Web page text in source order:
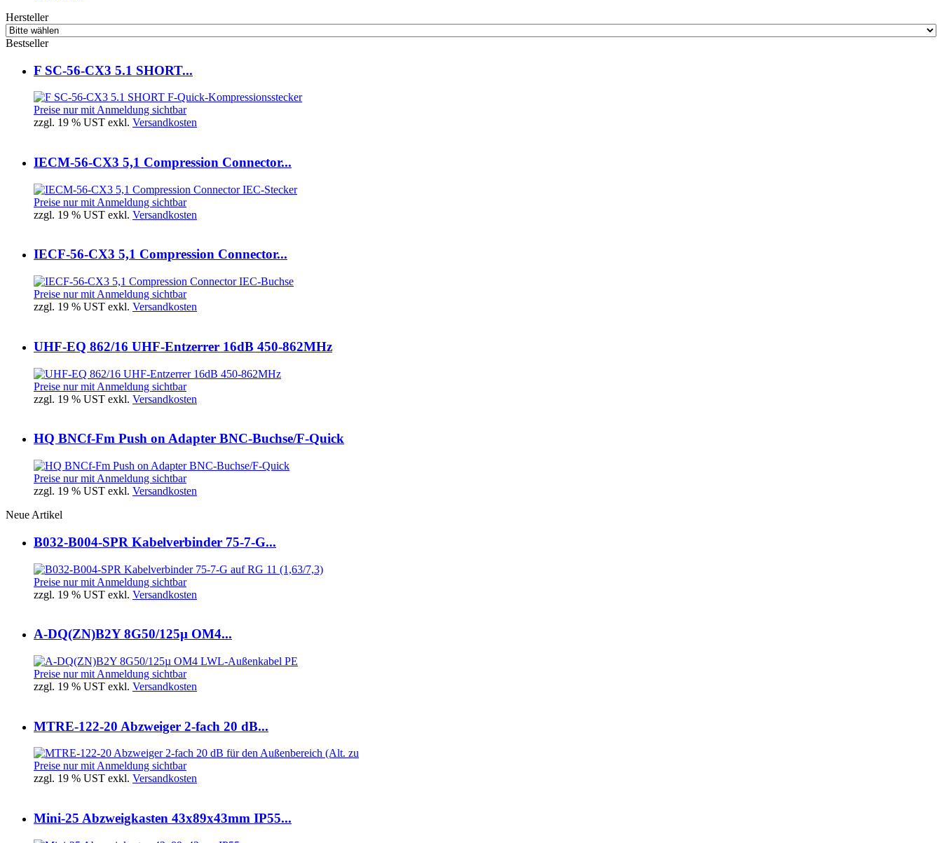
Hersteller
Bestseller
F SC-56-CX3 5.1 SHORT...
Preise nur mit Anmeldung sichtbar
zzgl. 19 % UST exkl. Versandkosten
IECM-56-CX3 5,1 Compression Connector...
Preise nur mit Anmeldung sichtbar
zzgl. 19 % UST exkl. Versandkosten
IECF-56-CX3 5,1 Compression Connector...
Preise nur mit Anmeldung sichtbar
zzgl. 19 % UST exkl. Versandkosten
UHF-EQ 862/16 UHF-Entzerrer 16dB 450-862MHz
Preise nur mit Anmeldung sichtbar
zzgl. 19 % UST exkl. Versandkosten
HQ BNCf-Fm Push on Adapter BNC-Buchse/F-Quick
Preise nur mit Anmeldung sichtbar
zzgl. 19 % UST exkl. Versandkosten
Neue Artikel
B032-B004-SPR Kabelverbinder 75-7-G...
Preise nur mit Anmeldung sichtbar
zzgl. 19 % UST exkl. Versandkosten
A-DQ(ZN)B2Y 8G50/125µ OM4...
Preise nur mit Anmeldung sichtbar
zzgl. 19 % UST exkl. Versandkosten
MTRE-122-20 Abzweiger 2-fach 20 dB...
Preise nur mit Anmeldung sichtbar
zzgl. 19 % UST exkl. Versandkosten
Mini-25 Abzweigkasten 43x89x43mm IP55...